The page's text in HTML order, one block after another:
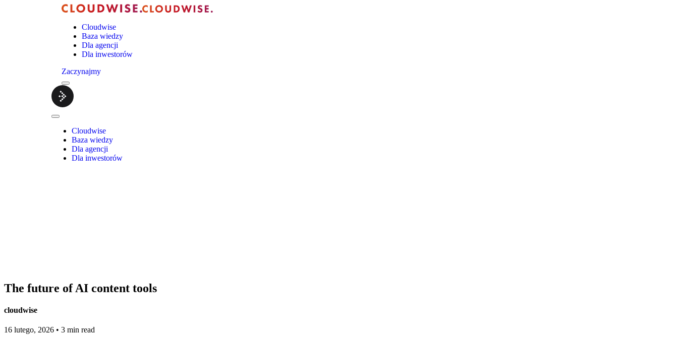
Cloudwise
Baza wiedzy
Dla agencji
Dla inwestorów
Zaczynajmy
Menu
Cloudwise.
Close
Cloudwise
Baza wiedzy
Dla agencji
Dla inwestorów
The future of AI content tools
cloudwise
16 lutego, 2026 • 3 min read